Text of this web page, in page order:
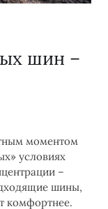
шин –
моментом
условиях
–
шины,
комфортнее.